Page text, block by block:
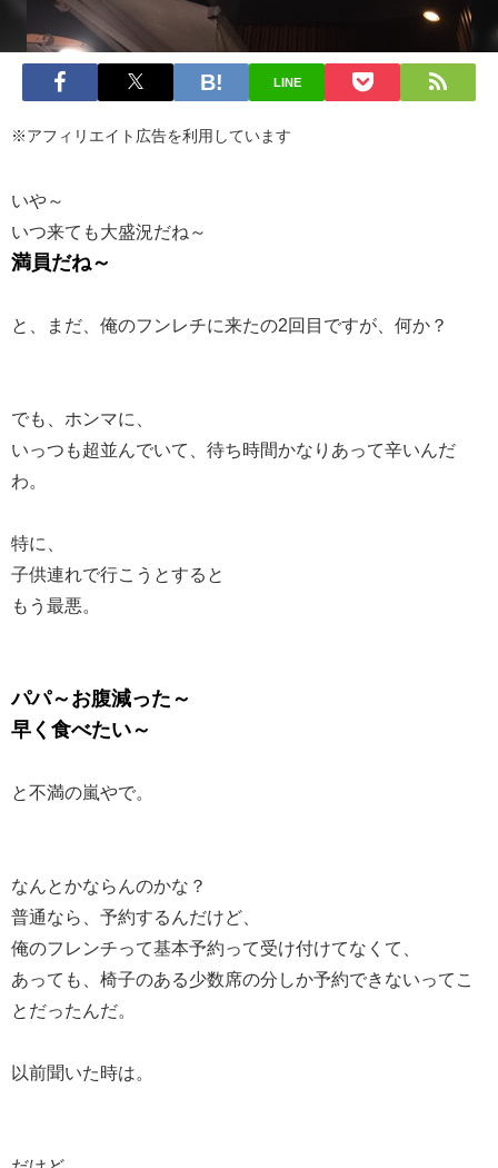
LINE
※アフィリエイト広告を利用しています
いや～
いつ来ても大盛況だね～
満員だね～
と、まだ、俺のフンレチに来たの2回目ですが、何か？
でも、ホンマに、
いっつも超並んでいて、待ち時間かなりあって辛いんだ
わ。
特に、
子供連れで行こうとすると
もう最悪。
パパ～お腹減った～
早く食べたい～
と不満の嵐やで。
なんとかならんのかな？
普通なら、予約するんだけど、
俺のフレンチって基本予約って受け付けてなくて、
あっても、椅子のある少数席の分しか予約できないってこ
とだったんだ。
以前聞いた時は。